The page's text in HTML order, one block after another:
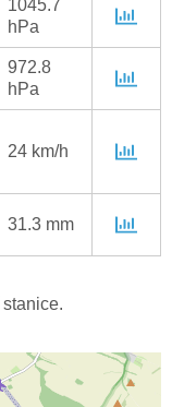
1045.7
hPa
972.8
hPa
24 km/h
31.3 mm